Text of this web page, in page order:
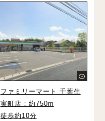
ファミリーマート 千葉生
実町店：約750m
徒歩約10分